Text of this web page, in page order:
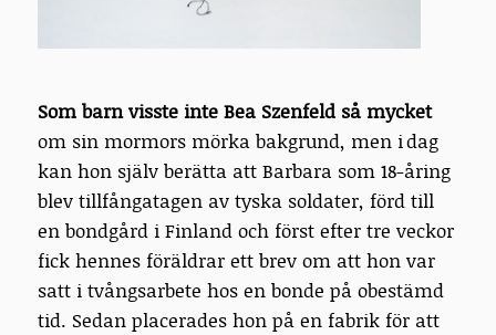
Som barn visste inte Bea Szenfeld så mycket
om sin mormors mörka bakgrund, men i dag
kan hon själv berätta att Barbara som 18-åring
blev tillfångatagen av tyska soldater, förd till
en bondgård i Finland och först efter tre veckor
fick hennes föräldrar ett brev om att hon var
satt i tvångsarbete hos en bonde på obestämd
tid. Sedan placerades hon på en fabrik för att